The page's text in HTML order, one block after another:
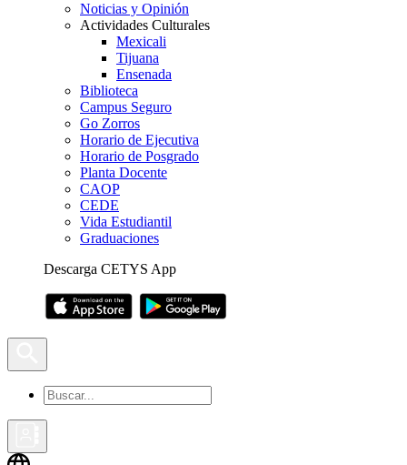
Noticias y Opinión
Actividades Culturales
Mexicali
Tijuana
Ensenada
Biblioteca
Campus Seguro
Go Zorros
Horario de Ejecutiva
Horario de Posgrado
Planta Docente
CAOP
CEDE
Vida Estudiantil
Graduaciones
Descarga CETYS App